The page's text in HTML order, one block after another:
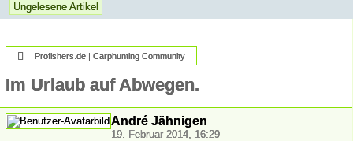
Ungelesene Artikel
Profishers.de | Carphunting Community
Im Urlaub auf Abwegen.
André Jähnigen
19. Februar 2014, 16:29